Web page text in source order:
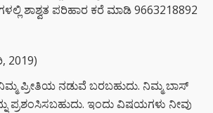
ಶಾಶ್ವತ ಪರಿಹಾರ ಕರೆ ಮಾಡಿ 9663218892
2019)
ಪ್ರೀತಿಯ ನಡುವೆ ಬರಬಹುದು. ನಿಮ್ಮ ಬಾಸ್
ಪ್ರಶಂಸಿಸಬಹುದು. ಇಂದು ವಿಷಯಗಳು ನೀವು